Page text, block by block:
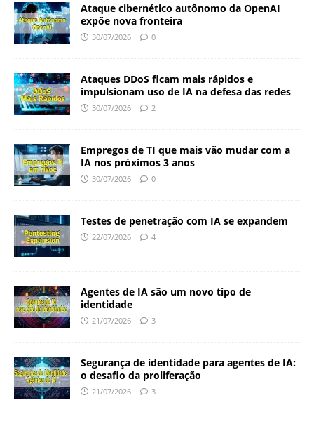
Ataque cibernético autônomo da OpenAI
expõe nova fronteira
30/07/2026 0
Ataques DDoS ficam mais rápidos e
impulsionam uso de IA na defesa das redes
30/07/2026 2
Empregos de TI que mais vão mudar com a
IA nos próximos 3 anos
30/07/2026 0
Testes de penetração com IA se expandem
22/07/2026 4
Agentes de IA são um novo tipo de
identidade
21/07/2026 3
Segurança de identidade para agentes de IA:
o desafio da proliferação
21/07/2026 3